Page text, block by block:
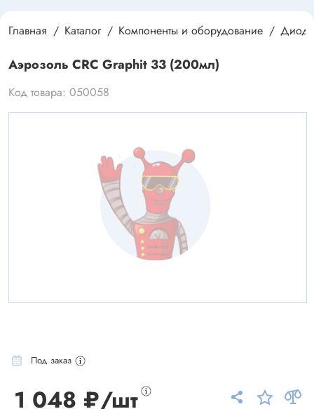
Главная Каталог Компоненты и оборудование
Аэрозоль CRC Graphit 33 (200мл)
Код товара: 050058
Под заказ
1 048 ₽/шт